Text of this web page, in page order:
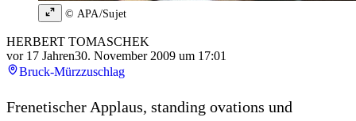
© APA/Sujet
HERBERT TOMASCHEK
vor 17 Jahren30. November 2009 um 17:01
Bruck-Mürzzuschlag
Frenetischer Applaus, standing ovations und